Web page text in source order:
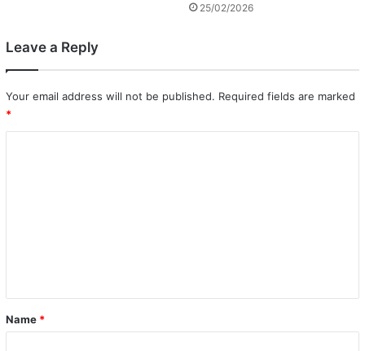
25/02/2026
Leave a Reply
Your email address will not be published. Required fields are marked
*
*
Name *